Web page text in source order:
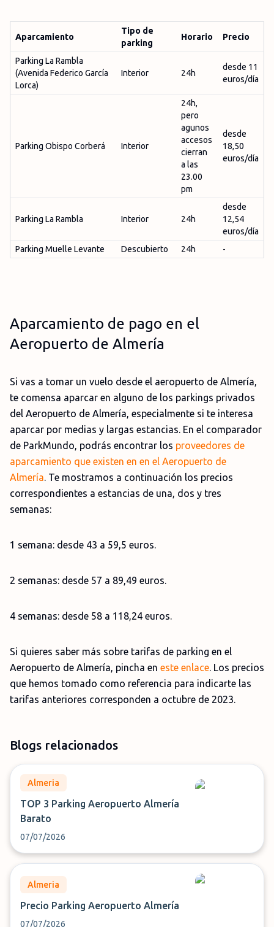
Aparcamiento
Tipo de
parking
Horario Precio
Parking La Rambla
(Avenida Federico García
Lorca)
Interior 24h
desde 11
euros/día
Parking Obispo Corberá Interior
24h,
pero
agunos
accesos
cierran
a las
23.00
pm
desde
18,50
euros/día
Parking La Rambla Interior 24h
desde
12,54
euros/día
Parking Muelle Levante
Descubierto 24h -
Aparcamiento de pago en el
Aeropuerto de Almería
Si vas a tomar un vuelo desde el aeropuerto de Almería,
te comensa aparcar en alguno de los parkings privados
del Aeropuerto de Almería, especialmente si te interesa
aparcar por medias y largas estancias. En el comparador
de ParkMundo, podrás encontrar los proveedores de
aparcamiento que existen en en el Aeropuerto de
Almería. Te mostramos a continuación los precios
correspondientes a estancias de una, dos y tres
semanas:
1 semana: desde 43 a 59,5 euros.
2 semanas: desde 57 a 89,49 euros.
4 semanas: desde 58 a 118,24 euros.
Si quieres saber más sobre tarifas de parking en el
Aeropuerto de Almería, pincha en este enlace. Los precios
que hemos tomado como referencia para indicarte las
tarifas anteriores corresponden a octubre de 2023.
Blogs relacionados
Almeria
TOP 3 Parking Aeropuerto Almería
Barato
07/07/2026
Almeria
Precio Parking Aeropuerto Almería
07/07/2026